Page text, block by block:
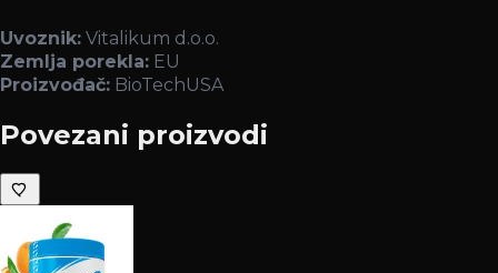
Uvoznik: Vitalikum d.o.o.
Zemlja porekla: EU
Proizvođač: BioTechUSA
Povezani proizvodi